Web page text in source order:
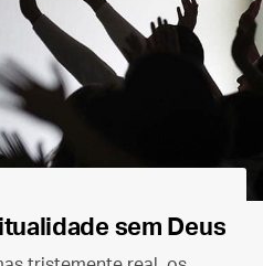
sem Deus